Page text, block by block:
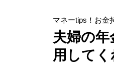
マネーtips！お金
夫婦の
用して